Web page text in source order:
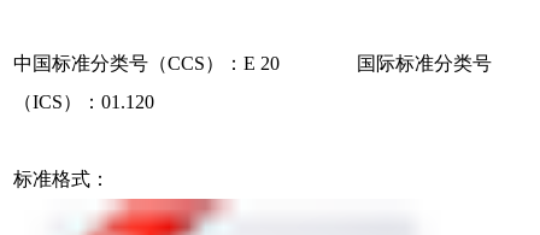
中国标准分类号（CCS）：E 20 国际标准分类号
（ICS）：01.120
标准格式：